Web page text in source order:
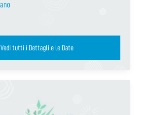
Vedi tutti i Dettagli e le Date